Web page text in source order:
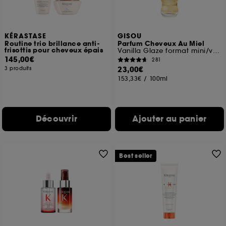
KÉRASTASE
Routine trio brillance anti-
frisottis pour cheveux épais
145,00€
3 produits
Découvrir
GISOU
Parfum Cheveux Au Miel
Vanilla Glaze format mini/voyage
281
23,00€
153,33€ / 100ml
Ajouter au panier
Best seller
pouvez personnaliser vos choix concernant le dépôt
de ces cookies grâce au bouton "personnaliser mes
navigation collectées par ces Cookies, pour les
finalités acceptées, avec les données personnelles
collectées ou générées lors de votre activité en ligne
ou en magasin. Pour refuser tous les cookies, cliques
sur "continuer sans accepter". Voous pouvez à tout
utilisés, cliquezici.